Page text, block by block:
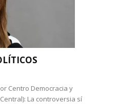
Centro Democracia y
La controversia sí